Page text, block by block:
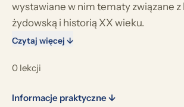
wystawiane w nim tematy związane z
żydowską i historią XX wieku.
Czytaj więcej ↓
0 lekcji
Informacje praktyczne ↓